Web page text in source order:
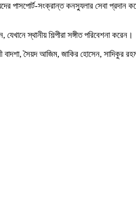
পাসপোর্ট-সংক্রান্ত কনস্যুলার সেবা
স্থানীয় শিল্পীরা সঙ্গীত পরিবেশনা করেন।
বাদশা, সৈয়দ আজিম, জাকির হোসেন,